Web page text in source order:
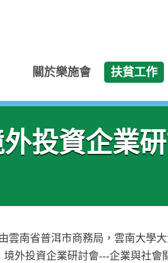
關於樂施會 扶貧工作
投資企業
雲南省普洱市商務局，雲南大學
境外投資企業研討會---企業與社